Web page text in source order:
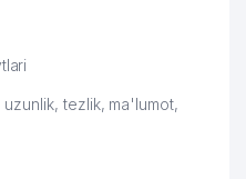
MChJ
684 м
tezlik, ma'lumot,